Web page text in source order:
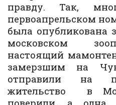
правду. Так,
первоапрельском
была опубликована
московском
настоящий
замерзшим на
отправили на
жительство в